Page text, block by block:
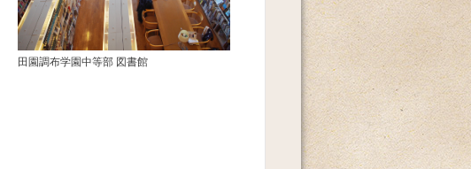
田園調布学園中等部 図書館